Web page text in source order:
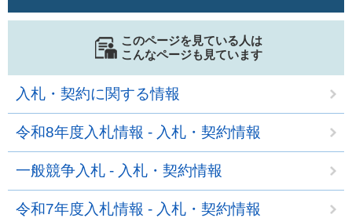
このページを見ている人は
こんなページも見ています
入札・契約に関する情報
令和8年度入札情報 - 入札・契約情報
一般競争入札 - 入札・契約情報
令和7年度入札情報 - 入札・契約情報